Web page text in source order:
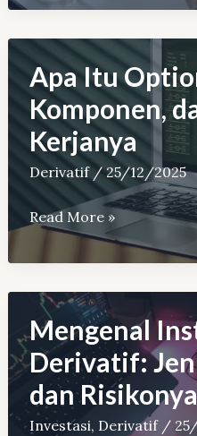
Trading
Futures,
Jenis,
Risiko,
dan
Keuntungannya
Apa Itu
Komponen,
Kerjanya
Derivatif/25/12/2025
Apa
Option,
Jenis,
Komponen,
dan
Cara
Kerjanya
Read More »
Mengenal
Derivatif:
dan Risikonya
Investasi, Derivatif/